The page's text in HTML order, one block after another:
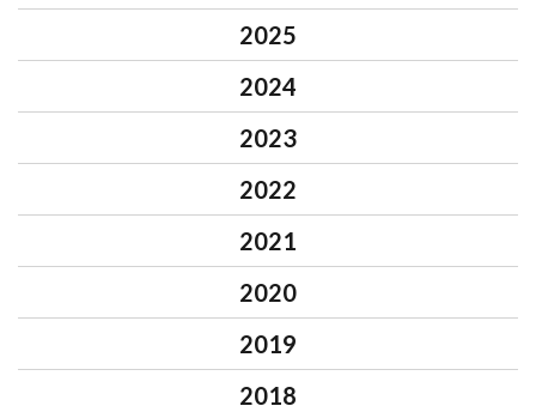
2025
2024
2023
2022
2021
2020
2019
2018